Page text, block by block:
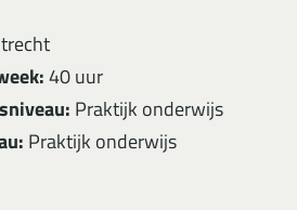
40 uur
Praktijk onderwijs
Praktijk onderwijs